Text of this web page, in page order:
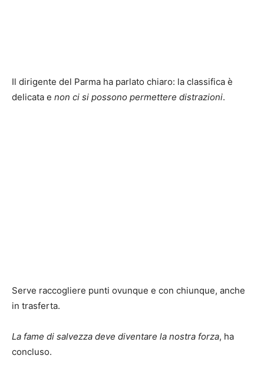
Il dirigente del Parma ha parlato chiaro: la classifica è
delicata e non ci si possono permettere distrazioni.
Serve raccogliere punti ovunque e con chiunque, anche
in trasferta.
La fame di salvezza deve diventare la nostra forza, ha
concluso.